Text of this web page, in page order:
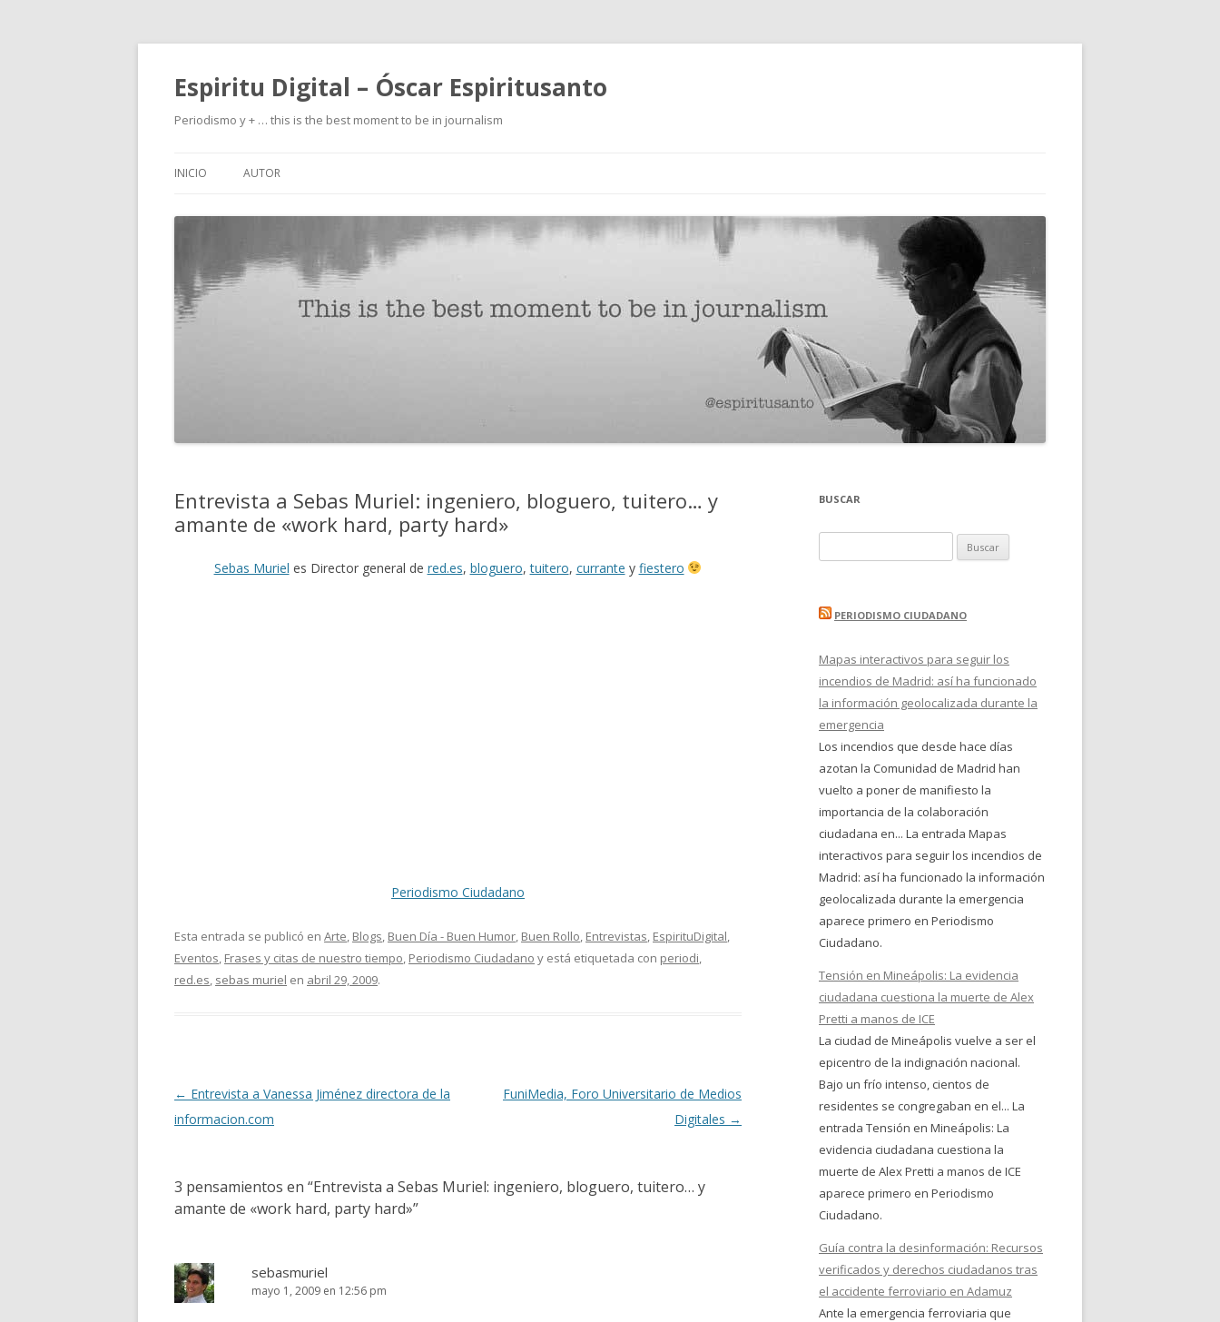
Espiritu Digital – Óscar Espiritusanto
Periodismo y + … this is the best moment to be in journalism
INICIO AUTOR
Entrevista a Sebas Muriel: ingeniero, bloguero, tuitero… y
amante de «work hard, party hard»
Sebas Muriel es Director general de red.es, bloguero,tuitero, currante y fiestero
Periodismo Ciudadano
Esta entrada se publicó en Arte, Blogs, Buen Día - Buen Humor, Buen Rollo, Entrevistas, EspirituDigital,
Eventos, Frases y citas de nuestro tiempo, Periodismo Ciudadano y está etiquetada con periodi,
red.es, sebas muriel en abril 29, 2009.
Navegación
de
← Entrevista a Vanessa Jiménez directora de la
informacion.com
FuniMedia, Foro Universitario de Medios
Digitales →
3 pensamientos en “Entrevista a Sebas Muriel: ingeniero, bloguero, tuitero… y
amante de «work hard, party hard»”
sebasmuriel
mayo 1, 2009 en 12:56 pm
BUSCAR
PERIODISMO CIUDADANO
Mapas interactivos para seguir los
incendios de Madrid: así ha funcionado
la información geolocalizada durante la
emergencia
Los incendios que desde hace días
azotan la Comunidad de Madrid han
vuelto a poner de manifiesto la
importancia de la colaboración
ciudadana en... La entrada Mapas
interactivos para seguir los incendios de
Madrid: así ha funcionado la información
geolocalizada durante la emergencia
aparece primero en Periodismo
Ciudadano.
Tensión en Mineápolis: La evidencia
ciudadana cuestiona la muerte de Alex
Pretti a manos de ICE
La ciudad de Mineápolis vuelve a ser el
epicentro de la indignación nacional.
Bajo un frío intenso, cientos de
residentes se congregaban en el... La
entrada Tensión en Mineápolis: La
evidencia ciudadana cuestiona la
muerte de Alex Pretti a manos de ICE
aparece primero en Periodismo
Ciudadano.
Guía contra la desinformación: Recursos
verificados y derechos ciudadanos tras
el accidente ferroviario en Adamuz
Ante la emergencia ferroviaria que